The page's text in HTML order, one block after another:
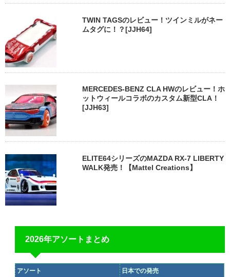
TWIN TAGSのレビュー！ツインミルがネー
ムタグに！？[JJH64]
MERCEDES-BENZ CLA HWのレビュー！ホ
ットウィールコラボのカスタム新型CLA！
[JJH63]
ELITE64シリーズのMAZDA RX-7 LIBERTY
WALK発売！【Mattel Creations】
2026年アソートまとめ
アソート 日本での発売